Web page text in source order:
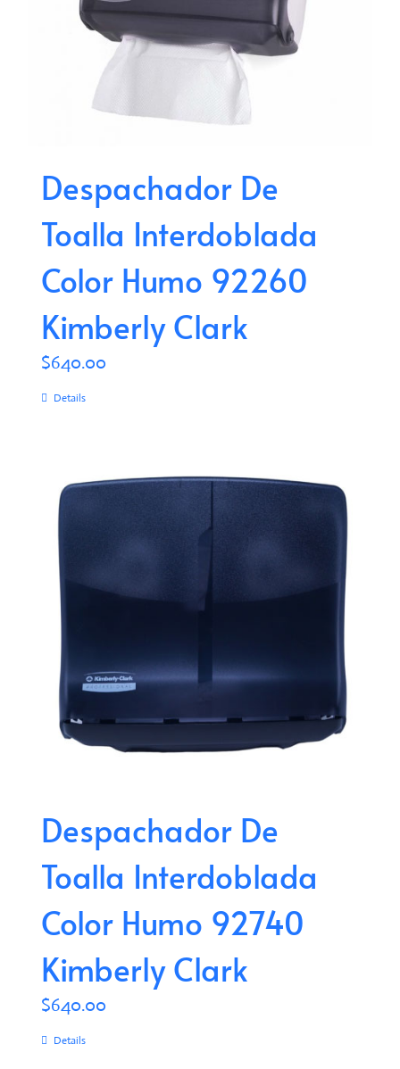
Despachador De
Toalla Interdoblada
Color Humo 92260
Kimberly Clark
$640.00
Details
Despachador De
Toalla Interdoblada
Color Humo 92740
Kimberly Clark
$640.00
Details